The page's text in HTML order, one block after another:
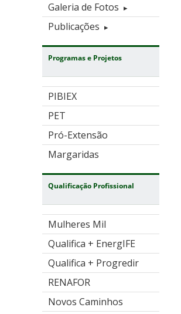
Galeria de Fotos
Publicações
Programas e Projetos
PIBIEX
PET
Pró-Extensão
Margaridas
Qualificação Profissional
Mulheres Mil
Qualifica + EnergIFE
Qualifica + Progredir
RENAFOR
Novos Caminhos